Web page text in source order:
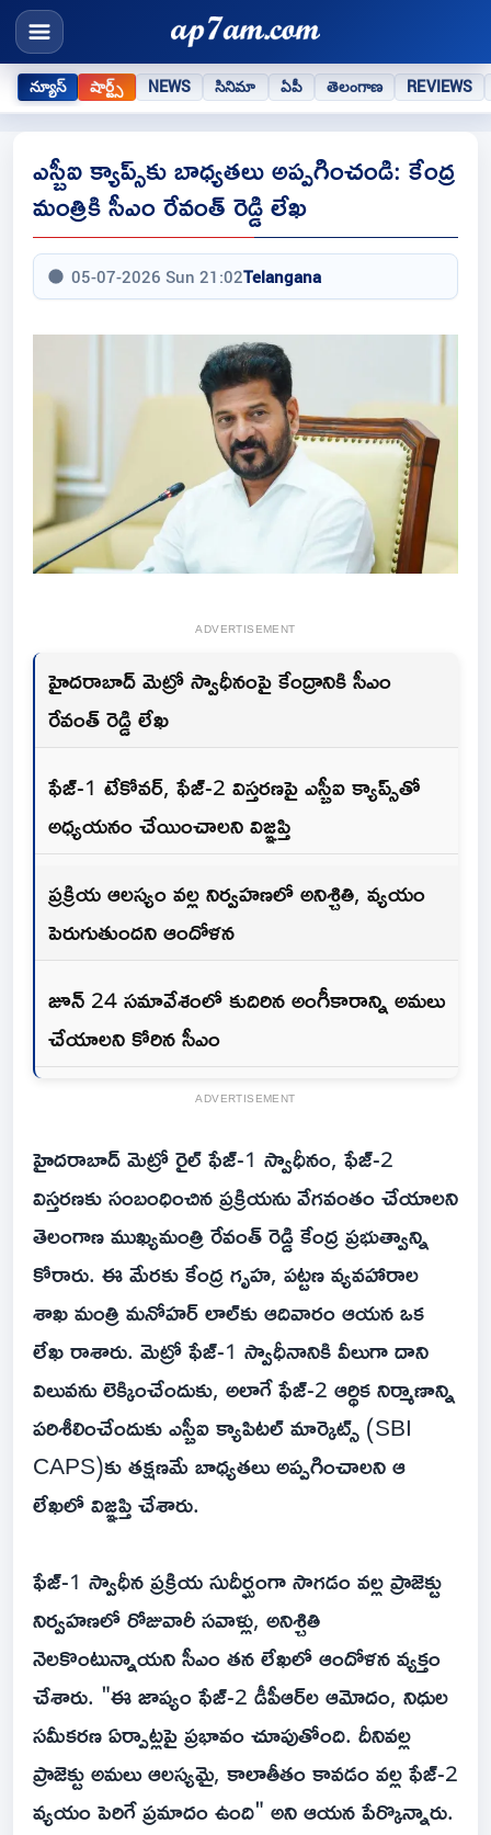
న్యూస్ షార్ట్స్ NEWS సినిమా ఏపీ తెలంగాణ REVIEWS
ఎస్బీఐ క్యాప్స్‌కు బాధ్యతలు అప్పగించండి: కేంద్ర
మంత్రికి సీఎం రేవంత్ రెడ్డి లేఖ
05-07-2026 Sun 21:02Telangana
ADVERTISEMENT
హైదరాబాద్ మెట్రో స్వాధీనంపై కేంద్రానికి సీఎం
రేవంత్ రెడ్డి లేఖ
ఫేజ్-1 టేకోవర్, ఫేజ్-2 విస్తరణపై ఎస్బీఐ క్యాప్స్‌తో
అధ్యయనం చేయించాలని విజ్ఞప్తి
ప్రక్రియ ఆలస్యం వల్ల నిర్వహణలో అనిశ్చితి, వ్యయం
పెరుగుతుందని ఆందోళన
జూన్ 24 సమావేశంలో కుదిరిన అంగీకారాన్ని అమలు
చేయాలని కోరిన సీఎం
ADVERTISEMENT
హైదరాబాద్ మెట్రో రైల్ ఫేజ్-1 స్వాధీనం, ఫేజ్-2
విస్తరణకు సంబంధించిన ప్రక్రియను వేగవంతం చేయాలని
తెలంగాణ ముఖ్యమంత్రి రేవంత్ రెడ్డి కేంద్ర ప్రభుత్వాన్ని
కోరారు. ఈ మేరకు కేంద్ర గృహ, పట్టణ వ్యవహారాల
శాఖ మంత్రి మనోహర్ లాల్‌కు ఆదివారం ఆయన ఒక
లేఖ రాశారు. మెట్రో ఫేజ్-1 స్వాధీనానికి వీలుగా దాని
విలువను లెక్కించేందుకు, అలాగే ఫేజ్-2 ఆర్థిక నిర్మాణాన్ని
పరిశీలించేందుకు ఎస్బీఐ క్యాపిటల్ మార్కెట్స్ (SBI
CAPS)కు తక్షణమే బాధ్యతలు అప్పగించాలని ఆ
లేఖలో విజ్ఞప్తి చేశారు.
ఫేజ్-1 స్వాధీన ప్రక్రియ సుదీర్ఘంగా సాగడం వల్ల ప్రాజెక్టు
నిర్వహణలో రోజువారీ సవాళ్లు, అనిశ్చితి
నెలకొంటున్నాయని సీఎం తన లేఖలో ఆందోళన వ్యక్తం
చేశారు. "ఈ జాప్యం ఫేజ్-2 డీపీఆర్‌ల ఆమోదం, నిధుల
సమీకరణ ఏర్పాట్లపై ప్రభావం చూపుతోంది. దీనివల్ల
ప్రాజెక్టు అమలు ఆలస్యమై, కాలాతీతం కావడం వల్ల ఫేజ్-2
వ్యయం పెరిగే ప్రమాదం ఉంది" అని ఆయన పేర్కొన్నారు.